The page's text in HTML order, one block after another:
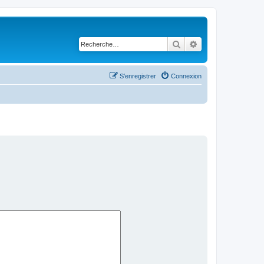
Rechercher
Connexion
S’enregistrer